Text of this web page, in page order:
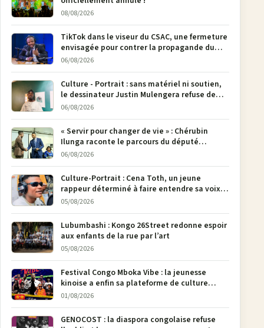
08/08/2026
TikTok dans le viseur du CSAC, une fermeture
envisagée pour contrer la propagande du
M23
06/08/2026
Culture - Portrait : sans matériel ni soutien,
le dessinateur Justin Mulengera refuse de
poser son crayon
06/08/2026
« Servir pour changer de vie » : Chérubin
Ilunga raconte le parcours du député
national Jethro Muyombi Tshimbu en 137
06/08/2026
Culture-Portrait : Cena Toth, un jeune
rappeur déterminé à faire entendre sa voix à
Bunia
05/08/2026
Lubumbashi : Kongo 26Street redonne espoir
aux enfants de la rue par l’art
05/08/2026
Festival Congo Mboka Vibe : la jeunesse
kinoise a enfin sa plateforme de culture
urbaine
01/08/2026
GENOCOST : la diaspora congolaise refuse